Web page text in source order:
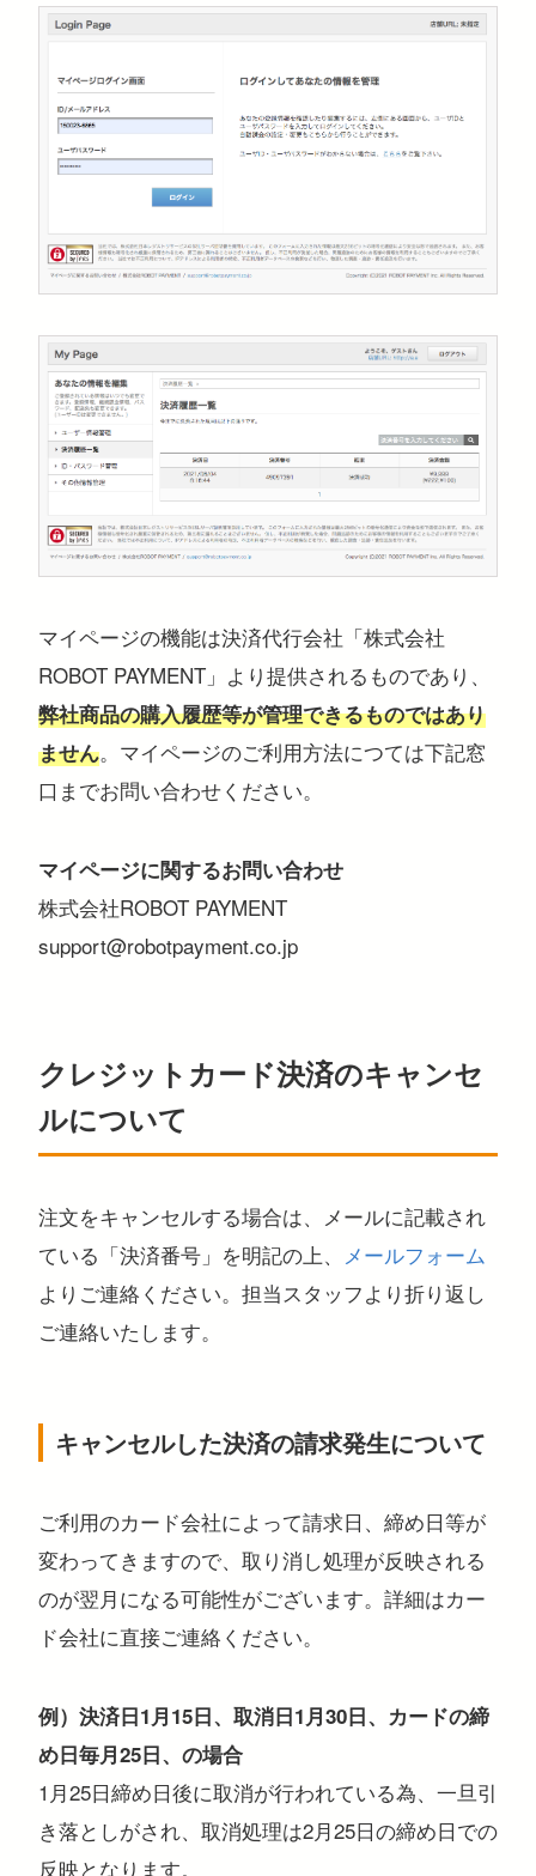
マイページの機能は決済代行会社「株式会社
ROBOT PAYMENT」より提供されるものであり、
弊社商品の購入履歴等が管理できるものではあり
ません。マイページのご利用方法につては下記窓
口までお問い合わせください。
マイページに関するお問い合わせ
株式会社ROBOT PAYMENT
support@robotpayment.co.jp
クレジットカード決済のキャンセ
ルについて
注文をキャンセルする場合は、メールに記載され
ている「決済番号」を明記の上、
メールフォーム
よりご連絡ください。担当スタッフより折り返し
ご連絡いたします。
キャンセルした決済の請求発生について
ご利用のカード会社によって請求日、締め日等が
変わってきますので、取り消し処理が反映される
のが翌月になる可能性がございます。詳細はカー
ド会社に直接ご連絡ください。
例）決済日1月15日、取消日1月30日、カードの締
め日毎月25日、の場合
1月25日締め日後に取消が行われている為、一旦引
き落としがされ、取消処理は2月25日の締め日での
反映となります。